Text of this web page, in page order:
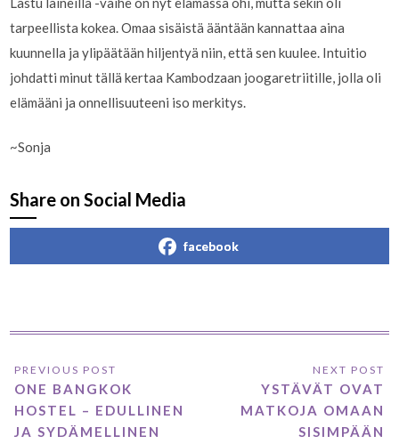
tarpeellista kokea. Omaa sisäistä ääntään kannattaa aina
kuunnella ja ylipäätään hiljentyä niin, että sen kuulee. Intuitio
johdatti minut tällä kertaa Kambodzaan joogaretriitille, jolla oli
elämääni ja onnellisuuteeni iso merkitys.
~Sonja
Share on Social Media
facebook
ONE BANGKOK
HOSTEL – EDULLINEN
JA SYDÄMELLINEN
YSTÄVÄT OVAT
MATKOJA OMAAN
SISIMPÄÄN